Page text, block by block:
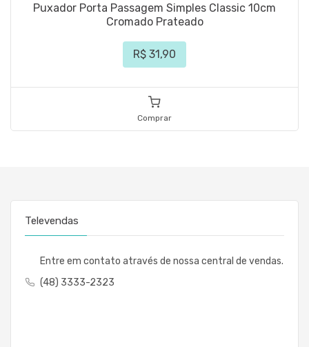
Puxador Porta Passagem Simples Classic 10cm
Cromado Prateado
R$ 31,90
Comprar
Televendas
Entre em contato através de nossa central de vendas.
(48) 3333-2323